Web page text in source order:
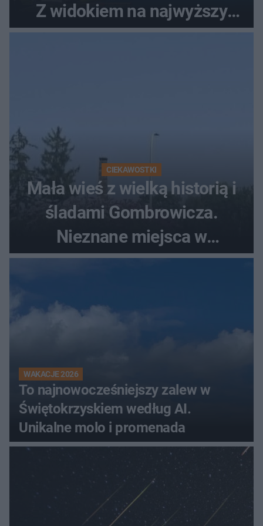
Z widokiem na najwyższy
szczyt Gór Świętokrzyskich
CIEKAWOSTKI
Mała wieś z wielką historią i
śladami Gombrowicza.
Nieznane miejsca w
Świętokrzyskiem
WAKACJE 2026
To najnowocześniejszy zalew w
Świętokrzyskiem według AI.
Unikalne molo i promenada